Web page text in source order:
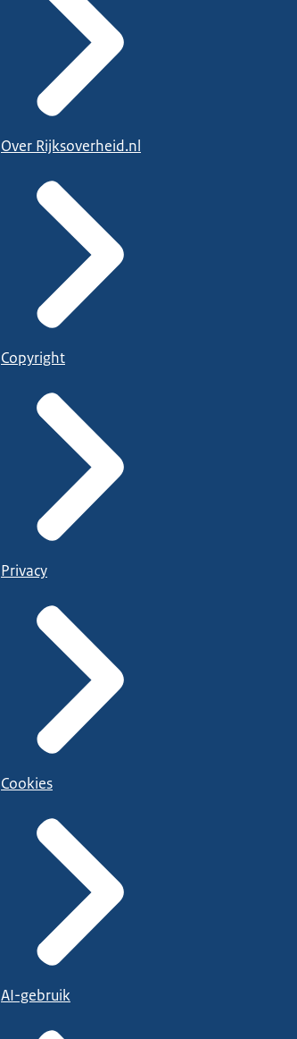
Over Rijksoverheid.nl
Copyright
Privacy
Cookies
AI-gebruik